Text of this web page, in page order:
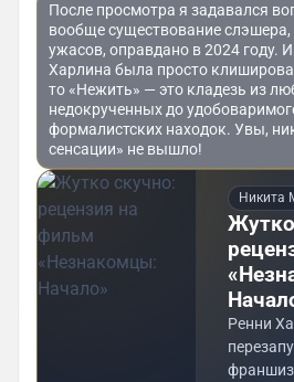
После просмотра я задавался
вообще существование
ужасов, оправдано в 2024 году.
Харлина была просто
то «Нежить» — это кладезь из
недокрученных до
формалистских находок. Увы,
сенсации» не вышло!
Никита
Ренни